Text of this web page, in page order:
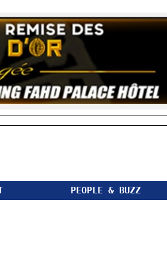
PEOPLE & BUZZ